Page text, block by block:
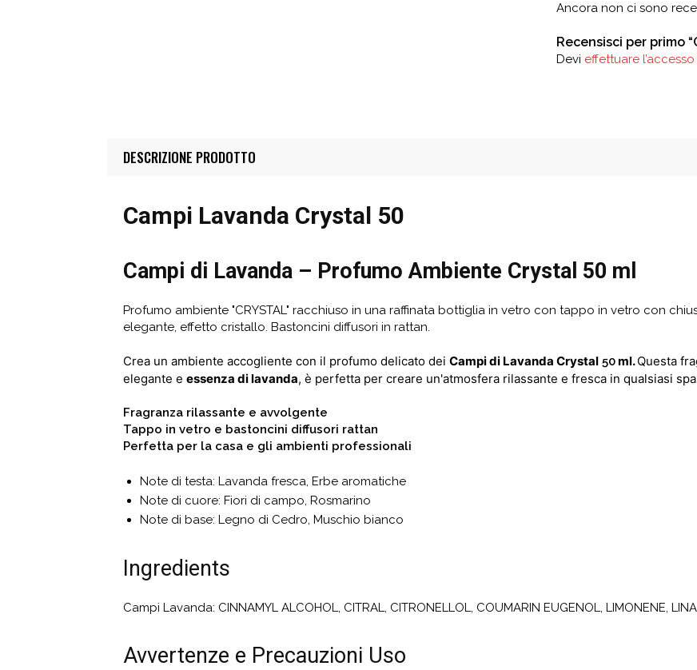
Ancora non ci sono
Recensisci per primo
Devi effettuare l’accesso
DESCRIZIONE PRODOTTO
Campi Lavanda Crystal 50
Campi di Lavanda – Profumo Ambiente Crystal 50 ml
Profumo ambiente "CRYSTAL" racchiuso in una raffinata bottiglia in vetro con tappo in vetro con
elegante, effetto cristallo. Bastoncini diffusori in rattan.
Crea un ambiente accogliente con il profumo delicato dei Campi di Lavanda Crystal 50ml.Questa
elegante e essenza di lavanda, è perfetta per creare un'atmosfera rilassante e fresca in qualsiasi
Fragranza rilassante e avvolgente
Tappo in vetro e bastoncini diffusori rattan
Perfetta per la casa e gli ambienti professionali
Note di testa: Lavanda fresca, Erbe aromatiche
Note di cuore: Fiori di campo, Rosmarino
Note di base: Legno di Cedro, Muschio bianco
Ingredients
Campi Lavanda: CINNAMYL ALCOHOL, CITRAL, CITRONELLOL, COUMARIN EUGENOL, LIMONENE,
Avvertenze e Precauzioni Uso